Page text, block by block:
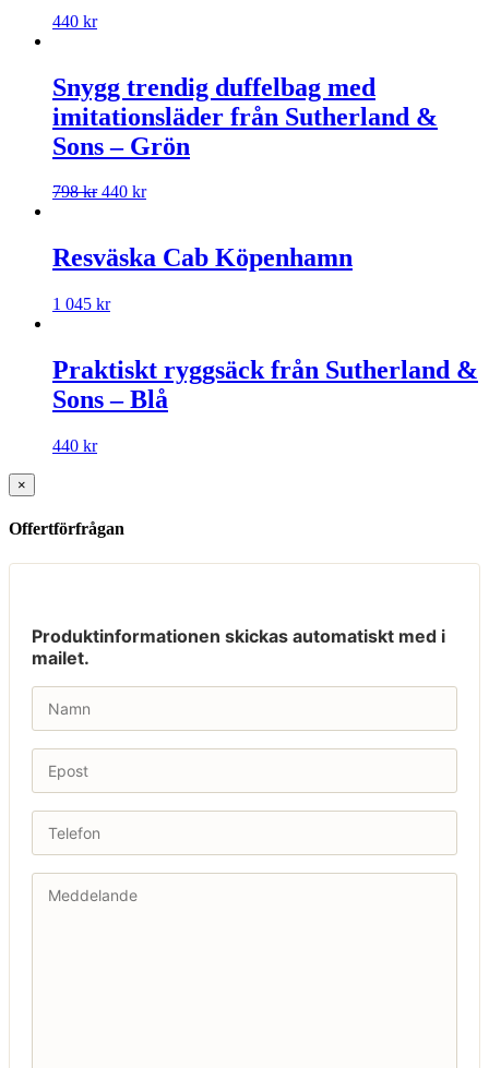
440 kr
Snygg trendig duffelbag med
imitationsläder från Sutherland &
Sons – Grön
798kr 440 kr
Resväska Cab Köpenhamn
1 045 kr
Praktiskt ryggsäck från Sutherland &
Sons – Blå
440 kr
×
Offertförfrågan
Produktinformationen skickas automatiskt med i
mailet.